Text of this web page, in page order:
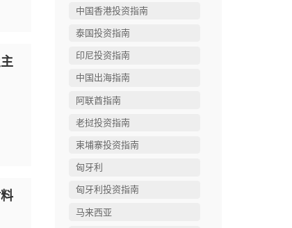
中国香港投资指南
泰国投资指南
印尼投资指南
中国出海指南
阿联酋指南
老挝投资指南
柬埔寨投资指南
匈牙利
匈牙利投资指南
马来西亚